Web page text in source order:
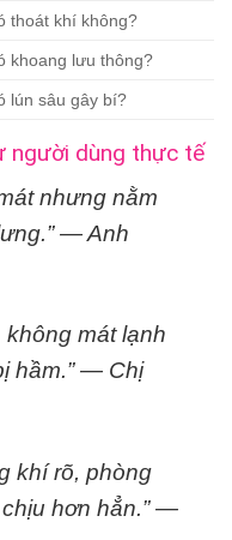
thoát khí không?
khoang lưu thông?
lún sâu gây bí?
người dùng thực tế
nhưng nằm
— Anh
không mát lạnh
hầm.” — Chị
khí rõ, phòng
hơn hẳn.” —